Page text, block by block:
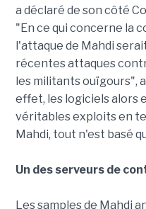
a déclaré de son côté
"En ce qui concerne la
l'attaque de Mahdi
récentes attaques
les militants ouïgours",
effet, les logiciels alors
véritables exploits en
Mahdi, tout n'est basé
Un des serveurs de
Les samples de Mahdi